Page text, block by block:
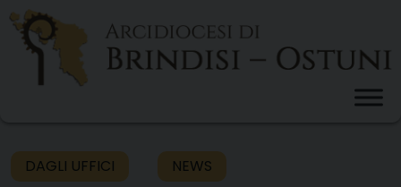
Skip
content
DAGLI UFFICI NEWS